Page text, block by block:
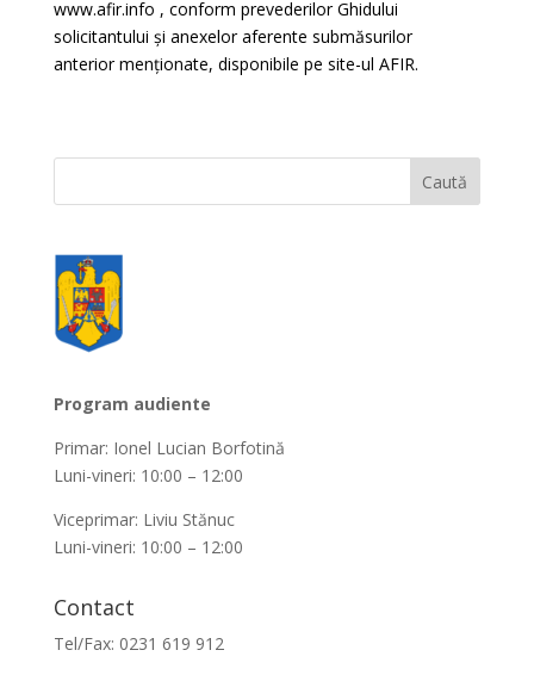
www.afir.info , conform prevederilor Ghidului
solicitantului și anexelor aferente submăsurilor
anterior menționate, disponibile pe site-ul AFIR.
Program audiente
Primar: Ionel Lucian Borfotină
Luni-vineri: 10:00 – 12:00
Viceprimar: Liviu Stănuc
Luni-vineri: 10:00 – 12:00
Contact
Tel/Fax: 0231 619 912